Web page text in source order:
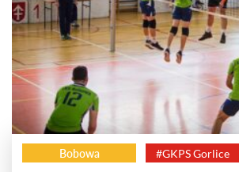
Bobowa #GKPS Gorlice